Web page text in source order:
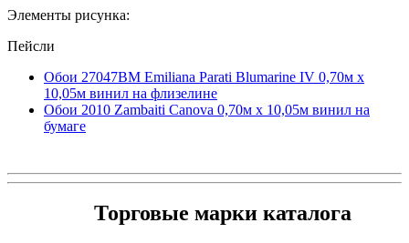
Элементы рисунка:
Пейсли
Обои 27047BM Emiliana Parati Blumarine IV 0,70м x
10,05м винил на флизелине
Обои 2010 Zambaiti Canova 0,70м x 10,05м винил на
бумаге
Торговые марки каталога